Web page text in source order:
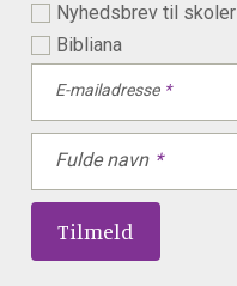
Nyhedsbrev til skoler
Bibliana
E-mailadresse
Fulde navn